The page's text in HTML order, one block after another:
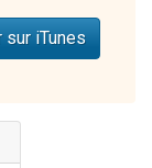
sur iTunes